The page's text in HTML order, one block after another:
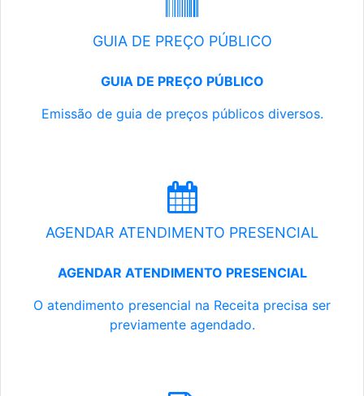
GUIA DE PREÇO PÚBLICO
GUIA DE PREÇO PÚBLICO
Emissão de guia de preços públicos diversos.
AGENDAR ATENDIMENTO PRESENCIAL
AGENDAR ATENDIMENTO PRESENCIAL
O atendimento presencial na Receita precisa ser
previamente agendado.